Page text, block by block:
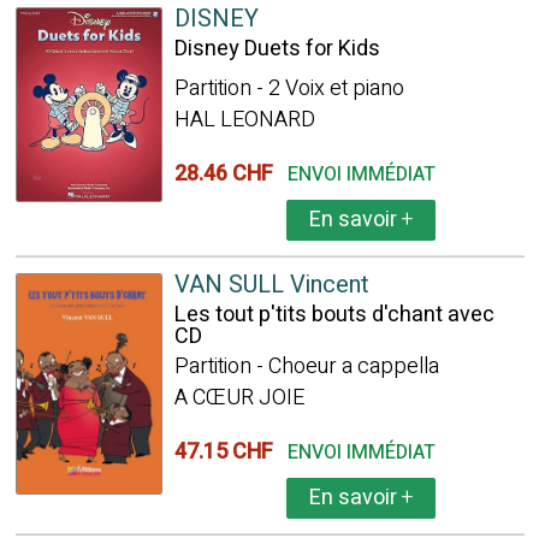
DISNEY
Disney Duets for Kids
Partition - 2 Voix et piano
HAL LEONARD
28.46 CHF ENVOI IMMÉDIAT
En savoir+
VAN SULL Vincent
Les tout p'tits bouts d'chant avec
CD
Partition - Choeur a cappella
A CŒUR JOIE
47.15 CHF ENVOI IMMÉDIAT
En savoir+